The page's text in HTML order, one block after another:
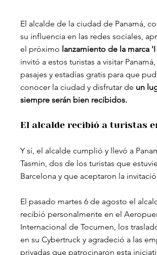
El alcalde de la ciudad de Panamá,
su influencia en las redes sociales,
el próximo lanzamiento de la marca 'I
invitó a estos turistas a visitar
pasajes y estadías gratis para que
conocer la ciudad y disfrutar de un
siempre serán bien recibidos.
El alcalde recibió a turistas
Y sí, el alcalde cumplió y llevó a
Tasmin, dos de los turistas que
Barcelona y que aceptaron la
El pasado martes 6 de agosto el
recibió personalmente en el
Internacional de Tocumen, los
en su Cybertruck y agradeció a las
privadas que patrocinaron esta